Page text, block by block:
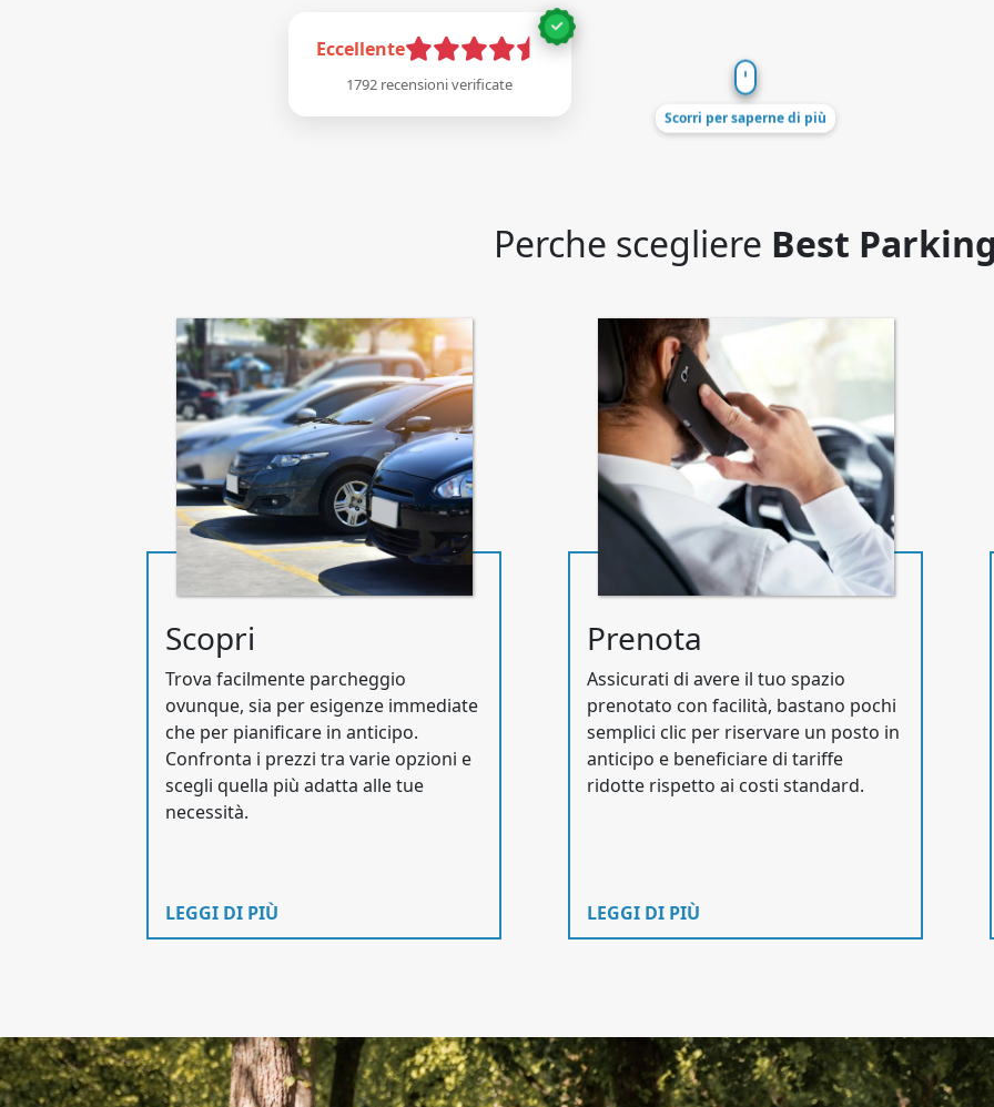
Eccellente
1792 recensioni verificate
Scorri per saperne di più
Perche scegliere Best
Scopri
Trova facilmente parcheggio
ovunque, sia per esigenze immediate
che per pianificare in anticipo.
Confronta i prezzi tra varie opzioni e
scegli quella più adatta alle tue
necessità.
LEGGI DI PIÙ
Prenota
Assicurati di avere il tuo spazio
prenotato con facilità, bastano pochi
semplici clic per riservare un posto in
anticipo e beneficiare di tariffe
ridotte rispetto ai costi standard.
LEGGI DI PIÙ